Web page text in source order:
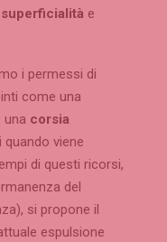
superficialità e
i permessi di
come una
una corsia
quando viene
di questi ricorsi,
del
si propone il
espulsione